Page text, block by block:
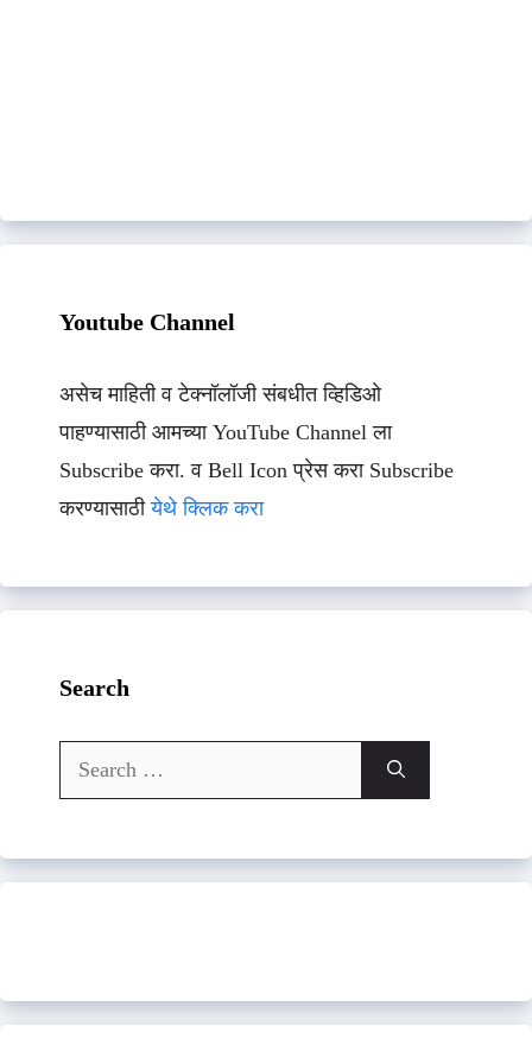
Youtube Channel
असेच माहिती व टेक्नॉलॉजी संबधीत व्हिडिओ
पाहण्यासाठी आमच्या YouTube Channel ला
Subscribe करा. व Bell Icon प्रेस करा Subscribe
करण्यासाठीयेथे क्लिक करा
Search
Search
for: